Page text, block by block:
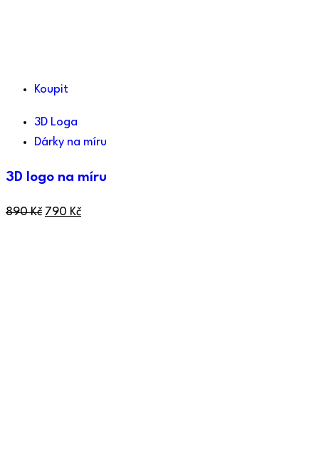
Koupit
3D Loga
Dárky na míru
3D logo na míru
890Kč 790 Kč